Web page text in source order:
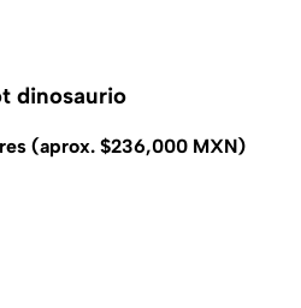
dinosaurio
(aprox. $236,000 MXN)